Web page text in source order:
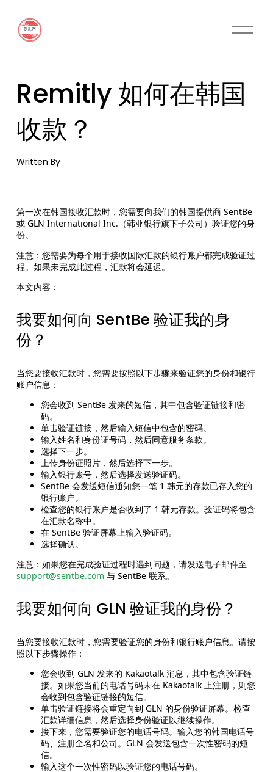
O
Remitly 如何在韩国
收款？
Written By
第一次在韩国接收汇款时，您需要向我们的韩国提供商 SentBe
或 GLN International Inc.（韩亚银行旗下子公司）验证您的身
份。
注意：您需要为每个用于接收国际汇款的银行账户都完成验证过
程。如果未完成此过程，汇款将会延迟。
本文内容：
我要如何向 SentBe 验证我的身
份？
当您要接收汇款时，您需要按照以下步骤来验证您的身份和银行
账户信息：
您会收到 SentBe 发来的短信，其中包含验证链接和密
码。
单击验证链接，然后输入短信中包含的密码。
输入姓名和身份证号码，然后同意服务条款。
选择下一步。
上传身份证照片，然后选择下一步。
输入银行账号，然后选择发送验证码。
SentBe 会发送短信通知您一笔 1 韩元的存款已存入您的
银行账户。
检查您的银行账户是否收到了 1 韩元存款。验证码将包含
在汇款名称中。
在 SentBe 验证屏幕上输入验证码。
选择确认。
注意：如果您在完成验证过程时遇到问题，请发送电子邮件至
support@sentbe.com 与 SentBe 联系。
我要如何向 GLN 验证我的身份？
当您要接收汇款时，您需要验证您的身份和银行账户信息。请按
照以下步骤操作：
您会收到 GLN 发来的 Kakaotalk 消息，其中包含验证链
接。如果您当前的电话号码未在 Kakaotalk 上注册，则您
会收到包含验证链接的短信。
单击验证链接将会重定向到 GLN 的身份验证屏幕。检查
汇款详细信息，然后选择身份验证以继续操作。
接下来，您需要验证您的电话号码。输入您的韩国电话号
码、注册全名和公司。GLN 会发送包含一次性密码的短
信。
输入这个一次性密码以验证您的电话号码。